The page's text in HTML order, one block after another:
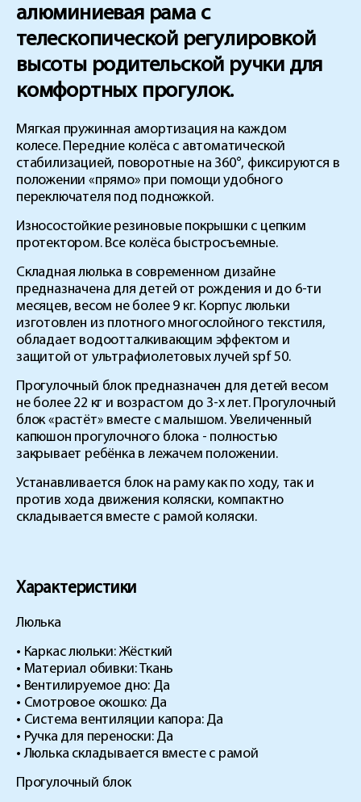
алюминиевая рама с
телескопической регулировкой
высоты родительской ручки для
комфортных прогулок.
Мягкая пружинная амортизация на каждом
колесе. Передние колёса с автоматической
стабилизацией, поворотные на 360°, фиксируются в
положении «прямо» при помощи удобного
переключателя под подножкой.
Износостойкие резиновые покрышки с цепким
протектором. Все колёса быстросъемные.
Складная люлька в современном дизайне
предназначена для детей от рождения и до 6-ти
месяцев, весом не более 9 кг. Корпус люльки
изготовлен из плотного многослойного текстиля,
обладает водоотталкивающим эффектом и
защитой от ультрафиолетовых лучей spf 50.
Прогулочный блок предназначен для детей весом
не более 22 кг и возрастом до 3-х лет. Прогулочный
блок «растёт» вместе с малышом. Увеличенный
капюшон прогулочного блока - полностью
закрывает ребёнка в лежачем положении.
Устанавливается блок на раму как по ходу, так и
против хода движения коляски, компактно
складывается вместе c рамой коляски.
Характеристики
Люлька
• Каркас люльки: Жёсткий
• Материал обивки: Ткань
• Вентилируемое дно: Да
• Смотровое окошко: Да
• Система вентиляции капора: Да
• Ручка для переноски: Да
• Люлька складывается вместе с рамой
Прогулочный блок